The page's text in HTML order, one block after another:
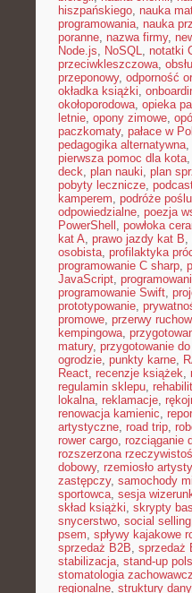
hiszpańskiego, nauka
programowania, nauka
poranne, nazwa firmy,
Node.js, NoSQL, notatki
przeciwkleszczowa,
przeponowy, odporność
okładka książki,
okołoporodowa, opieka
letnie, opony zimowe,
paczkomaty, pałace w
pedagogika alternatywna,
pierwsza pomoc dla kota,
deck, plan nauki, plan
pobyty lecznicze,
kamperem, podróże
odpowiedzialne, poezja
PowerShell , powłoka
kat A, prawo jazdy kat B,
osobista, profilaktyka
programowanie C sharp,
JavaScript,
programowanie Swift,
prototypowanie,
promowe, przerwy
kempingowa,
matury, przygotowanie do
ogrodzie, punkty karne,
React, recenzje książek,
regulamin sklepu,
lokalna, reklamacje,
renowacja kamienic,
artystyczne, road trip,
rower cargo, rozciąganie
rozszerzona
dobowy, rzemiosło
zastępczy, samochody
sportowca, sesja
skład książki, skrypty
snycerstwo, social selling
psem, spływy kajakowe
sprzedaż B2B, sprzedaż
stabilizacja, stand-up
stomatologia
regionalne, struktury